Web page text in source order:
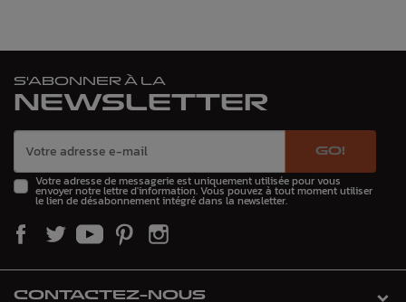
S'ABONNER À LA
NEWSLETTER
GO!
Votre adresse de messagerie est uniquement utilisée pour vous
envoyer notre lettre d'information. Vous pouvez à tout moment utiliser
le lien de désabonnement intégré dans la newsletter.
CONTACTEZ-NOUS